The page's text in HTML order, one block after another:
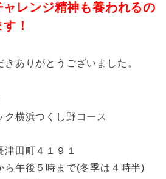
レンジ精神も養われるの
！
ありがとうございました。
横浜つくし野コース
田町４１９１
午後５時まで(冬季は４時半)